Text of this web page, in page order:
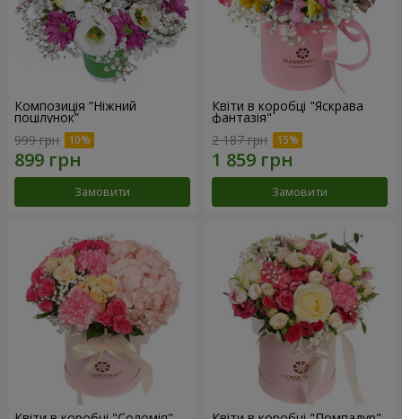
Композиція “Ніжний
поцілунок”
999 грн
Замовити
Квіти в коробці "Яскрава
фантазія"
2 187 грн
Замовити